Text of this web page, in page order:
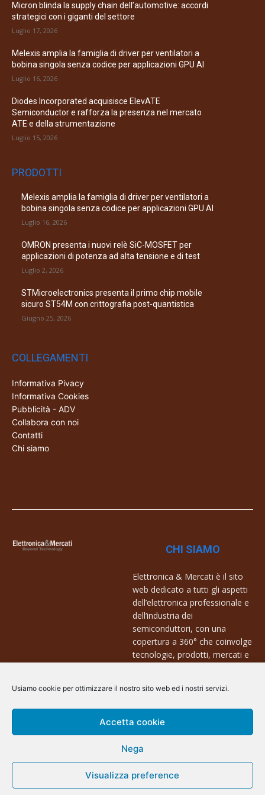
Usiamo cookie per ottimizzare il nostro sito web ed i nostri servizi.
Accetta cookie
Nega
Visualizza preference
Micron blinda la supply chain dell’automotive: accordi
strategici con i giganti del settore
Luglio 17, 2026
Melexis amplia la famiglia di driver per ventilatori a
bobina singola senza codice per applicazioni GPU AI
Luglio 16, 2026
Diodes Incorporated acquisisce ElevATE
Semiconductor e rafforza la presenza nel mercato
ATE e della strumentazione
Luglio 15, 2026
PRODOTTI
Melexis amplia la famiglia di driver per ventilatori a
bobina singola senza codice per applicazioni GPU AI
Luglio 16, 2026
OMRON presenta i nuovi relè SiC-MOSFET per
applicazioni di potenza ad alta tensione e di test
Luglio 2, 2026
STMicroelectronics presenta il primo chip mobile
sicuro ST54M con crittografia post-quantistica
Giugno 25, 2026
COLLEGAMENTI
Informativa Pivacy
Informativa Cookies
Pubblicità - ADV
Collabora con noi
Contatti
Chi siamo
CHI SIAMO
Elettronica & Mercati è il sito
web dedicato a tutti gli aspetti
dell’elettronica professionale e
dell’industria dei
semiconduttori, con una
copertura a 360° che coinvolge
tecnologie, prodotti, mercati e
Contatti:
info@arscommunication.it
@ArsCommunication 2023